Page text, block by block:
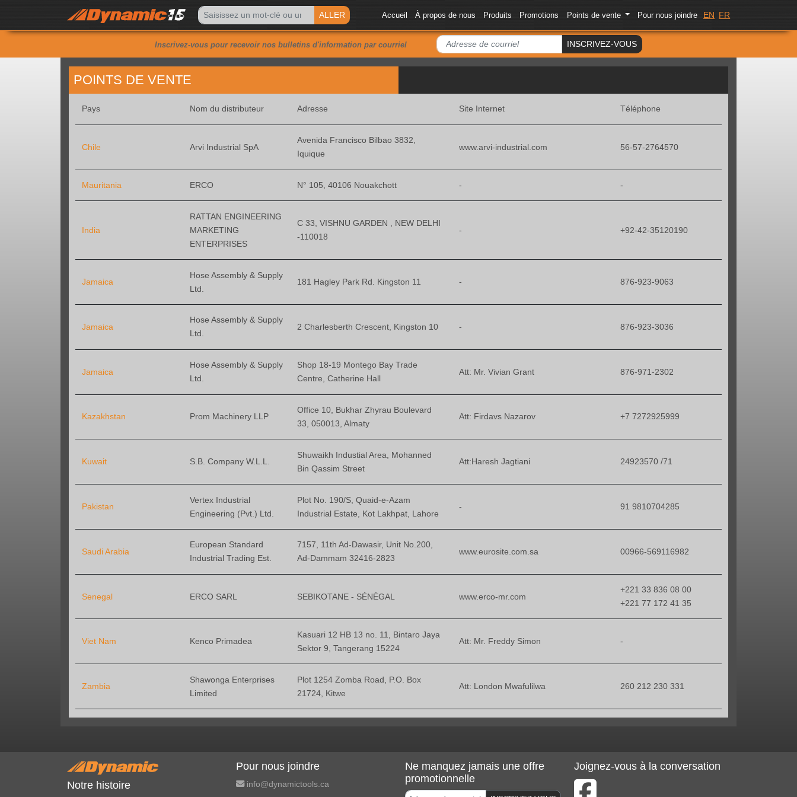
ALLER Accueil À propos de nous Produits Promotions Points de vente Pour nous joindre EN FR
Inscrivez-vous pour recevoir nos bulletins d'information par courriel INSCRIVEZ-VOUS
POINTS DE VENTE
Pays Nom du distributeur Adresse Site Internet Téléphone
Chile Arvi Industrial SpA
Avenida Francisco Bilbao 3832,
Iquique
www.arvi-industrial.com 56-57-2764570
Mauritania ERCO N° 105, 40106 Nouakchott - -
India
RATTAN ENGINEERING
MARKETING
ENTERPRISES
C 33, VISHNU GARDEN , NEW DELHI
-110018
- +92-42-35120190
Jamaica
Hose Assembly & Supply
Ltd.
181 Hagley Park Rd. Kingston 11 - 876-923-9063
Jamaica
Hose Assembly & Supply
Ltd.
2 Charlesberth Crescent, Kingston 10 - 876-923-3036
Jamaica
Hose Assembly & Supply
Ltd.
Shop 18-19 Montego Bay Trade
Centre, Catherine Hall
Att: Mr. Vivian Grant 876-971-2302
Kazakhstan Prom Machinery LLP
Office 10, Bukhar Zhyrau Boulevard
33, 050013, Almaty
Att: Firdavs Nazarov +7 7272925999
Kuwait S.B. Company W.L.L.
Shuwaikh Industial Area, Mohanned
Bin Qassim Street
Att:Haresh Jagtiani 24923570 /71
Pakistan
Vertex Industrial
Engineering (Pvt.) Ltd.
Plot No. 190/S, Quaid-e-Azam
Industrial Estate, Kot Lakhpat, Lahore
- 91 9810704285
Saudi Arabia
European Standard
Industrial Trading Est.
7157, 11th Ad-Dawasir, Unit No.200,
Ad-Dammam 32416-2823
www.eurosite.com.sa 00966-569116982
Senegal ERCO SARL SEBIKOTANE - SÉNÉGAL www.erco-mr.com
+221 33 836 08 00
+221 77 172 41 35
Viet Nam Kenco Primadea
Kasuari 12 HB 13 no. 11, Bintaro Jaya
Sektor 9, Tangerang 15224
Att: Mr. Freddy Simon -
Zambia
Shawonga Enterprises
Limited
Plot 1254 Zomba Road, P.O. Box
21724, Kitwe
Att: London Mwafulilwa 260 212 230 331
Notre histoire
Pour nous joindre
info@dynamictools.ca
Ne manquez jamais une offre
promotionnelle
Joignez-vous à la conversation